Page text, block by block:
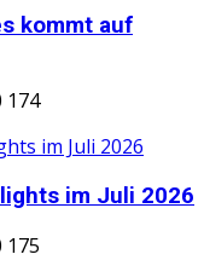
kommt auf
174
im Juli 2026
175